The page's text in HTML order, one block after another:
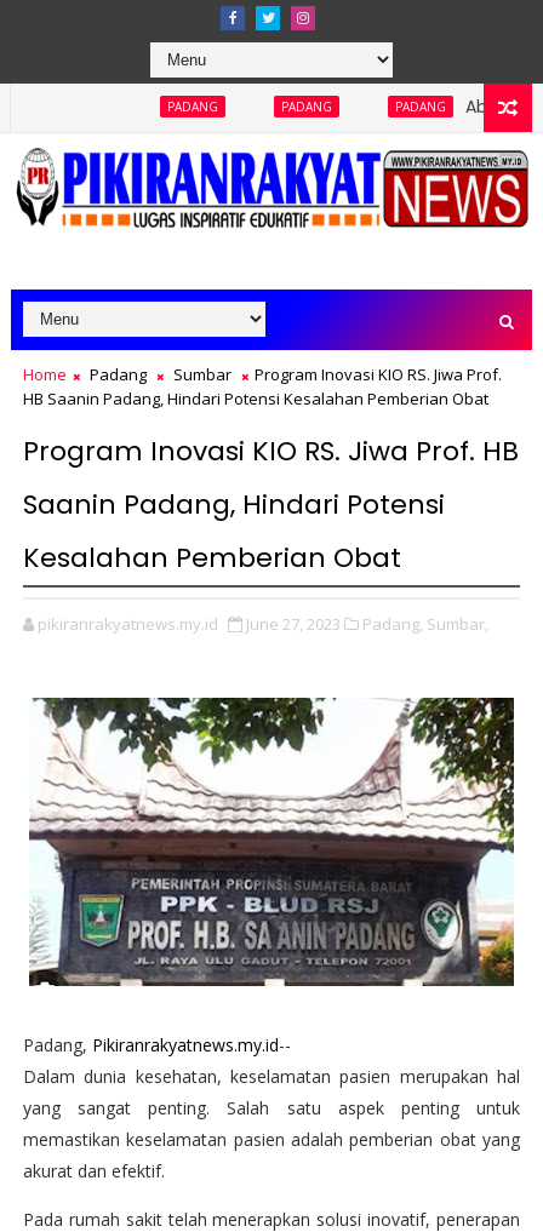
PADANG PADANG Abaikan Keterbukaan
Home Padang Sumbar
Program Inovasi KIO RS. Jiwa Prof.
HB Saanin Padang, Hindari Potensi Kesalahan Pemberian Obat
Program Inovasi KIO RS. Jiwa Prof. HB
Saanin Padang, Hindari Potensi
Kesalahan Pemberian Obat
pikiranrakyatnews.my.id June 27, 2023 Padang, Sumbar,
Padang, Pikiranrakyatnews.my.id--
Dalam dunia kesehatan, keselamatan pasien merupakan hal
yang sangat penting. Salah satu aspek penting untuk
memastikan keselamatan pasien adalah pemberian obat yang
akurat dan efektif.
Pada rumah sakit telah menerapkan solusi inovatif, penerapan